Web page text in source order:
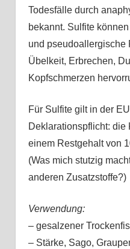
Todesfälle durch
bekannt. Sulfite
und pseudoallergische
Übelkeit, Erbrechen,
Kopfschmerzen
Für Sulfite gilt in der
Deklarationspflicht: die
einem Restgehalt von
(Was mich stutzig
anderen Zusatzstoffe?)
Verwendung:
– gesalzener
– Stärke, Sago,